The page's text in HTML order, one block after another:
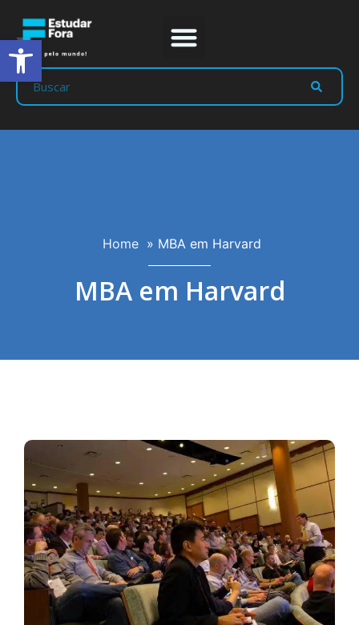
Home » MBA em Harvard
MBA em Harvard
Abrir a barra de ferramentas